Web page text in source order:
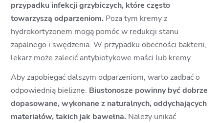
przypadku infekcji grzybiczych, które często
towarzyszą odparzeniom. Poza tym kremy z
hydrokortyzonem mogą pomóc w redukcji stanu
zapalnego i swędzenia. W przypadku obecności bakterii,
lekarz może zalecić antybiotykowe maści lub kremy.
Aby zapobiegać dalszym odparzeniom, warto zadbać o
odpowiednią bieliznę. Biustonosze powinny być dobrze
dopasowane, wykonane z naturalnych, oddychających
materiałów, takich jak bawełna. Należy unikać